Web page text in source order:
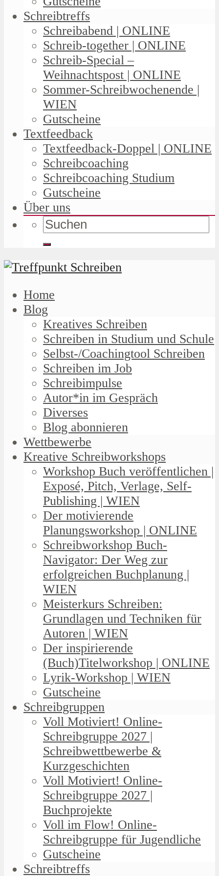
Schreibtreffs
Schreibabend | ONLINE
Schreib-together | ONLINE
Schreib-Special –
Weihnachtspost | ONLINE
Sommer-Schreibwochenende |
WIEN
Gutscheine
Textfeedback
Textfeedback-Doppel | ONLINE
Schreibcoaching
Schreibcoaching Studium
Gutscheine
Über uns
Home
Blog
Kreatives Schreiben
Schreiben in Studium und Schule
Selbst-/Coachingtool Schreiben
Schreiben im Job
Schreibimpulse
Autor*in im Gespräch
Diverses
Blog abonnieren
Wettbewerbe
Kreative Schreibworkshops
Workshop Buch veröffentlichen |
Exposé, Pitch, Verlage, Self-
Publishing | WIEN
Der motivierende
Planungsworkshop | ONLINE
Schreibworkshop Buch-
Navigator: Der Weg zur
erfolgreichen Buchplanung |
WIEN
Meisterkurs Schreiben:
Grundlagen und Techniken für
Autoren | WIEN
Der inspirierende
(Buch)Titelworkshop | ONLINE
Lyrik-Workshop | WIEN
Gutscheine
Schreibgruppen
Voll Motiviert! Online-
Schreibgruppe 2027 |
Schreibwettbewerbe &
Kurzgeschichten
Voll Motiviert! Online-
Schreibgruppe 2027 |
Buchprojekte
Voll im Flow! Online-
Schreibgruppe für Jugendliche
Gutscheine
Schreibtreffs